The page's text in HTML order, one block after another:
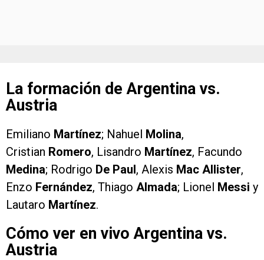
La formación de Argentina vs.
Austria
Emiliano Martínez; Nahuel Molina,
Cristian Romero, Lisandro Martínez, Facundo
Medina; Rodrigo De Paul, Alexis Mac Allister,
Enzo Fernández, Thiago Almada; Lionel Messi y
Lautaro Martínez.
Cómo ver en vivo Argentina vs.
Austria